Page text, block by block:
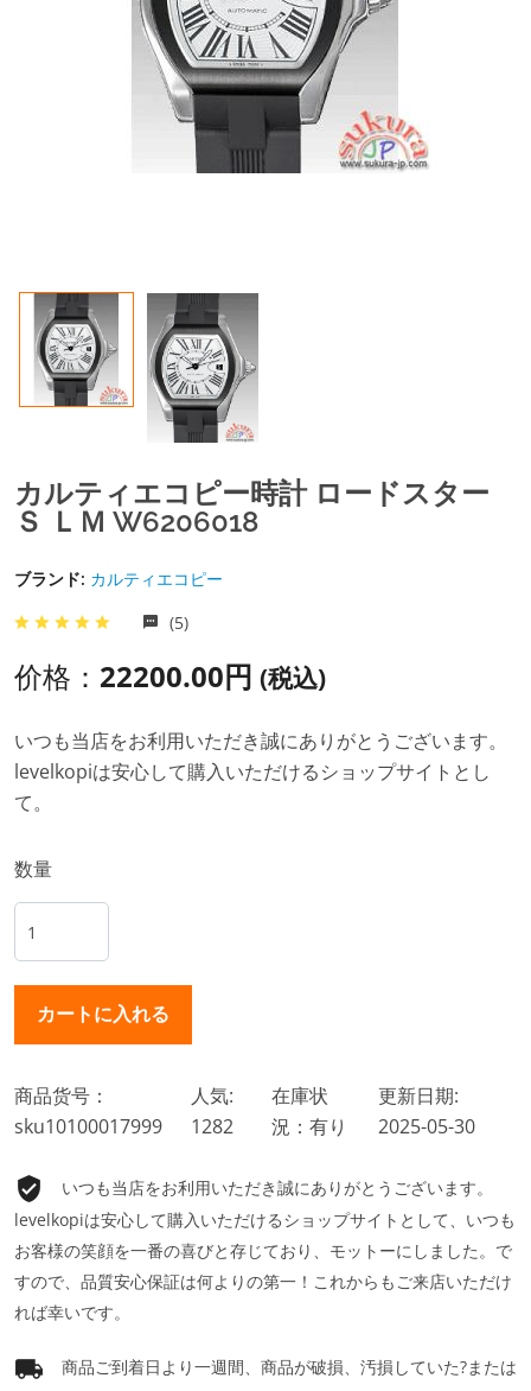
カルティエコピー時計 ロードスター
Ｓ ＬＭ W6206018
ブランド: カルティエコピー
(5)
价格： 22200.00円 (税込)
いつも当店をお利用いただき誠にありがとうございます。
levelkopiは安心して購入いただけるショップサイトとし
て。
数量
商品货号：
sku10100017999
人気:
1282
在庫状
況：有り
更新日期:
2025-05-30
いつも当店をお利用いただき誠にありがとうございます。
levelkopiは安心して購入いただけるショップサイトとして、いつも
お客様の笑顔を一番の喜びと存じており、モットーにしました。で
すので、品質安心保証は何よりの第一！これからもご来店いただけ
れば幸いです。
商品ご到着日より一週間、商品が破損、汚損していた?または